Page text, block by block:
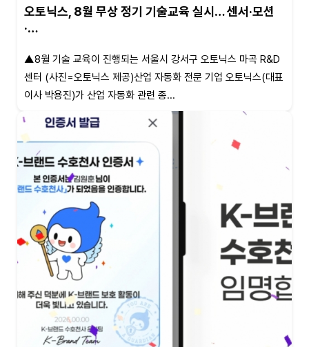
오토닉스, 8월 무상 정기 기술교육 실시… 센서·모션
·…
▲8월 기술 교육이 진행되는 서울시 강서구 오토닉스 마곡 R&D
센터 (사진=오토닉스 제공)산업 자동화 전문 기업 오토닉스(대표
이사 박용진)가 산업 자동화 관련 종...